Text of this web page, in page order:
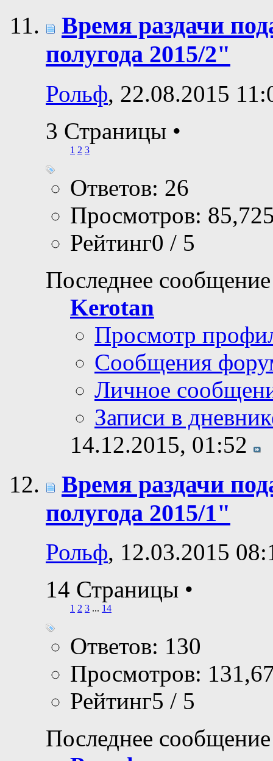
Время раздачи
полугода 2015/2"
Рольф, 22.08.2015
3 Страницы •
1 2 3
Ответов: 26
Просмотров:
Рейтинг0 / 5
Последнее
Kerotan
Просмотр
Сообщения
Личное
Записи в
14.12.2015, 01:52
Время раздачи
полугода 2015/1"
Рольф, 12.03.2015
14 Страницы •
1 2 3 ... 14
Ответов: 130
Просмотров:
Рейтинг5 / 5
Последнее